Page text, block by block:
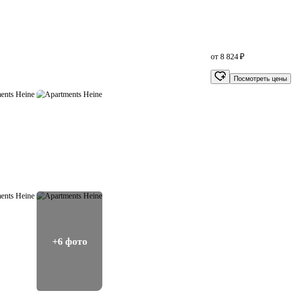
от 8 824 ₽
Посмотреть цены
+6 фото